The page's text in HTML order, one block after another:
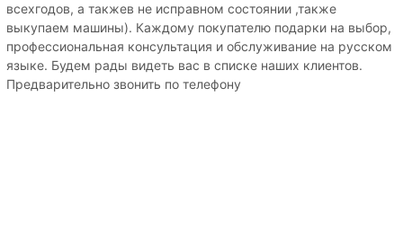
всехгодов, а такжев не исправном состоянии ,также
выкупаем машины). Каждому покупателю подарки на выбор,
профессиональная консультация и обслуживание на русском
языке. Будем рады видеть вас в списке наших клиентов.
Предварительно звонить по телефону